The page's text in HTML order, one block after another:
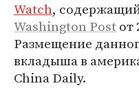
Watch,
Washington Postот
Размещение
вкладыша в
China Daily.